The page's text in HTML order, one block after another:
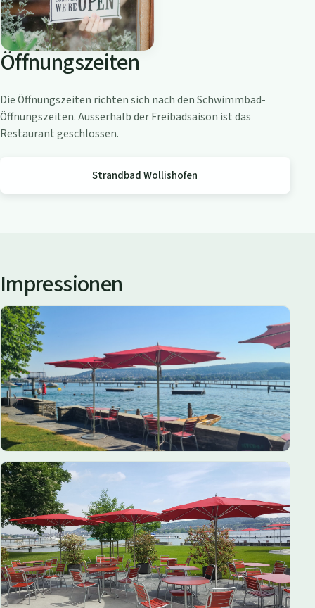
m
Z
ü
i
c
h
e
Öffnungszeiten
Die Öffnungszeiten richten sich nach den Schwimmbad-
Öffnungszeiten. Ausserhalb der Freibadsaison ist das
Restaurant geschlossen.
Strandbad Wollishofen
Impressionen